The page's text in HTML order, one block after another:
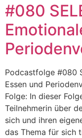
#080
Podcastfolge #080
Essen und
Folge: In dieser
Teilnehmerin über
sich und ihren
das Thema für sich